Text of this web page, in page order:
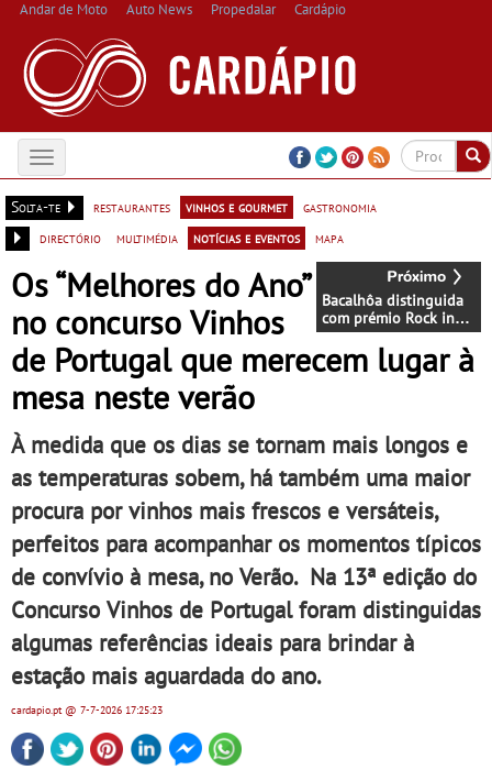
Andar de Moto Auto News Propedalar Cardápio
Toggle
navigation
Solta-te
restaurantes vinhos e gourmet
gastronomia
directório
multimédia notícias e eventos mapa
Bacalhôa distinguida
com prémio Rock in
Rio atitude
sustentável
Os “Melhores do Ano”
no concurso Vinhos
de Portugal que merecem lugar à
mesa neste verão
À medida que os dias se tornam mais longos e
as temperaturas sobem, há também uma maior
procura por vinhos mais frescos e versáteis,
perfeitos para acompanhar os momentos típicos
de convívio à mesa, no Verão. Na 13ª edição do
Concurso Vinhos de Portugal foram distinguidas
algumas referências ideais para brindar à
estação mais aguardada do ano.
cardapio.pt@ 7-7-2026 17:25:23